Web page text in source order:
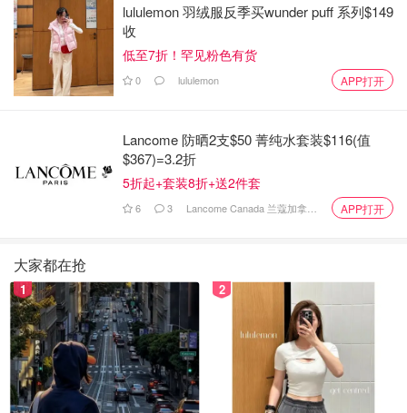
lululemon 羽绒服反季买wunder puff 系列$149
收
低至7折！罕见粉色有货
0 lululemon APP打开
Lancome 防晒2支$50 菁纯水套装$116(值
$367)=3.2折
5折起+套装8折+送2件套
6 3 Lancome Canada 兰蔻加拿大官网 APP打开
大家都在抢
1 2